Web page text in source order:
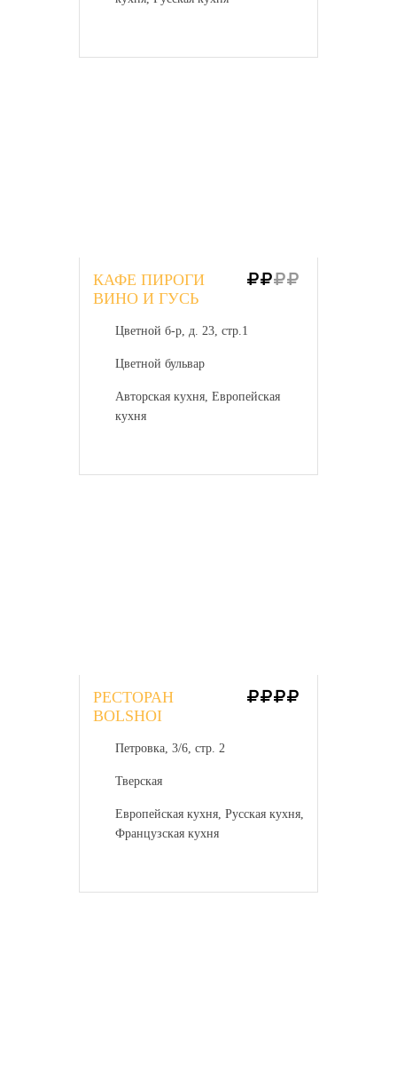
КАФЕ ПИРОГИ
ВИНО И ГУСЬ
Цветной б-р, д. 23, стр.1
Цветной бульвар
Авторская кухня, Европейская
кухня
РЕСТОРАН
BOLSHOI
Петровка, 3/6, стр. 2
Тверская
Европейская кухня, Русская кухня,
Французская кухня